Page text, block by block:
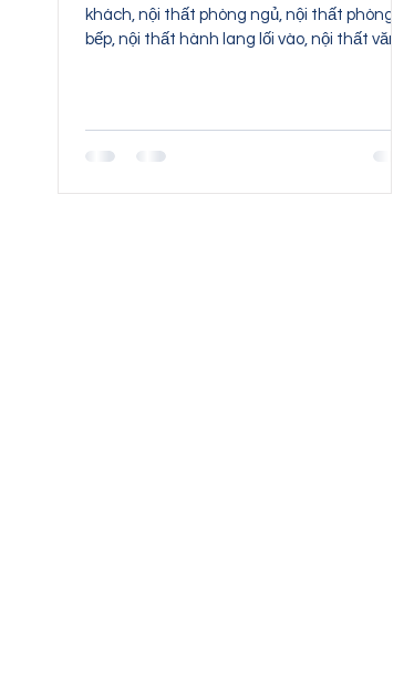
khách, nội thất phòng ngủ, nội thất phòng
bếp, nội thất hành lang lối vào, nội thất văn